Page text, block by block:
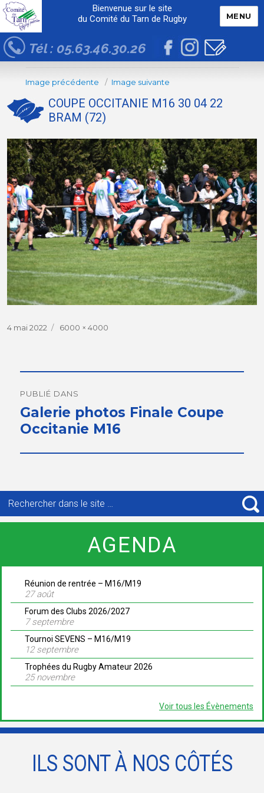
Bienvenue sur le site
du Comité du Tarn de Rugby
Tél : 05.63.46.30.26
MENU
Image précédente Image suivante
COUPE OCCITANIE M16 30 04 22
BRAM (72)
Publié
4 mai 2022
Taille
6000 × 4000
de
l’article
PUBLIÉ DANS
Galerie photos Finale Coupe
Occitanie M16
pour
:
AGENDA
Réunion de rentrée – M16/M19
27 août
Forum des Clubs 2026/2027
7 septembre
Tournoi SEVENS – M16/M19
12 septembre
Trophées du Rugby Amateur 2026
25 novembre
Voir tous les Évènements
ILS SONT À NOS CÔTÉS